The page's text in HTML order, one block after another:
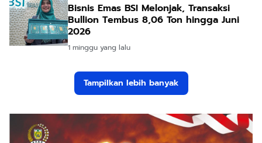
Bisnis Emas BSI Melonjak, Transaksi
Bullion Tembus 8,06 Ton hingga Juni
2026
1 minggu yang lalu
Tampilkan lebih banyak